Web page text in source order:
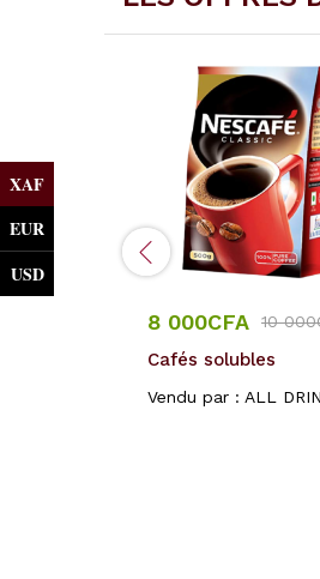
8 000CFA 10 000
Cafés solubles
Vendu par : ALL
XAF
EUR
USD